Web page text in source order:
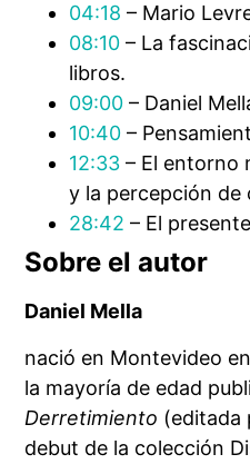
04:18 – Mario
08:10 – La
libros.
09:00 – Daniel
10:40 –
12:33 – El entorno
y la percepción de
28:42 – El
Sobre el autor
Daniel Mella
nació en Montevideo
la mayoría de edad
Derretimiento (editada
debut de la colección